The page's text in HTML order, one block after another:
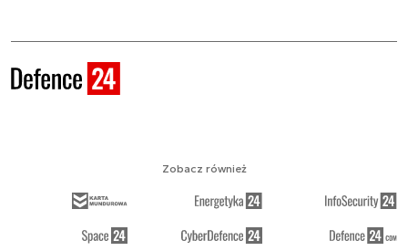
Zobacz również